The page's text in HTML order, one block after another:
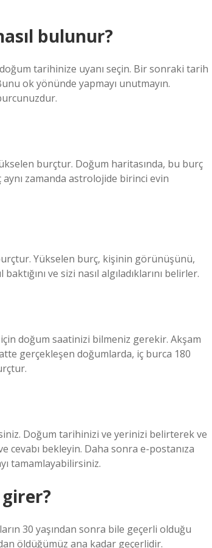
bulunur?
tarihinize uyanı seçin. Bir sonraki tarih
ok yönünde yapmayı unutmayın.
burçtur. Doğum haritasında, bu burç
zamanda astrolojide birinci evin
Yükselen burç, kişinin görünüşünü,
ve sizi nasıl algıladıklarını belirler.
doğum saatinizi bilmeniz gerekir. Akşam
gerçekleşen doğumlarda, iç burca 180
Doğum tarihinizi ve yerinizi belirterek ve
bekleyin. Daha sonra e-postanıza
tamamlayabilirsiniz.
30 yaşından sonra bile geçerli olduğu
öldüğümüz ana kadar geçerlidir.